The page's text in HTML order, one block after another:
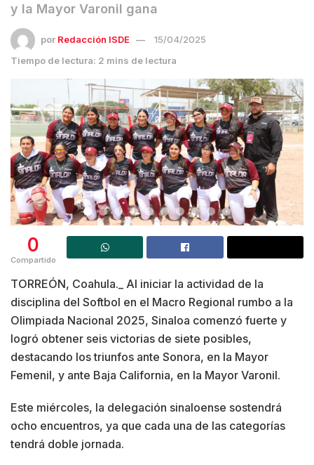
y la Mayor Varonil gana
por Redacción ISDE
15/04/2025
Tiempo de lectura: 2 mins de lectura
0
Compartido
TORREÓN, Coahula._ Al iniciar la actividad de la
disciplina del Softbol en el Macro Regional rumbo a la
Olimpiada Nacional 2025, Sinaloa comenzó fuerte y
logró obtener seis victorias de siete posibles,
destacando los triunfos ante Sonora, en la Mayor
Femenil, y ante Baja California, en la Mayor Varonil.
Este miércoles, la delegación sinaloense sostendrá
ocho encuentros, ya que cada una de las categorías
tendrá doble jornada.